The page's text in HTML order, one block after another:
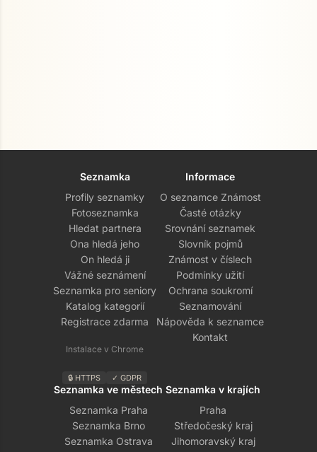
Seznamka
Profily seznamky
Fotoseznamka
Hledat partnera
Ona hledá jeho
On hledá ji
Vážné seznámení
Seznamka pro seniory
Katalog kategorií
Registrace zdarma
Instalace v Chrome
🔒 HTTPS ✓ GDPR
Informace
O seznamce Známost
Časté otázky
Srovnání seznamek
Slovník pojmů
Známost v číslech
Podmínky užití
Ochrana soukromí
Seznamování
Nápověda k seznamce
Kontakt
Seznamka ve městech
Seznamka Praha
Seznamka Brno
Seznamka Ostrava
Seznamka v krajích
Praha
Středočeský kraj
Jihomoravský kraj